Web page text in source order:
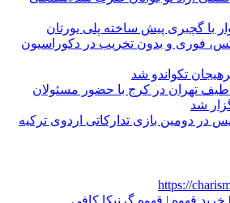
با گچبری پیش ساخته پلی یورتان
فوری و بدون تخریب در دکوراسیون
تکواندو شد
طیف تهران در کرج با حضور مسئولان
شد
در دومین بازی تدارکاتی اردوی ترکیه
https://
خرید قهوه | قهوه گرنیکا کافی